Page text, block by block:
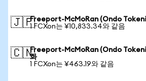
🇯🇵Freeport-McMoRan (Ondo
1 FCXon는 ¥10,833.34와 같음
🇨🇳Freeport-McMoRan (Ondo
화
1 FCXon는 ¥463.19와 같음